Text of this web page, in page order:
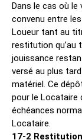
Dans le cas où le
convenu entre
Loueur tant au
restitution qu’au
jouissance
versé au plus
matériel. Ce
pour le Locataire
échéances
Locataire.
17-2